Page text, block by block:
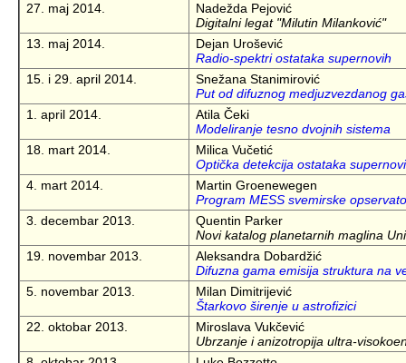
27. maj 2014.
Nadežda Pejović
Digitalni legat "Milutin Milanković"
13. maj 2014.
Dejan Urošević
Radio-spektri ostataka supernovih
15. i 29. april 2014.
Snežana Stanimirović
Put od difuznog medjuzvezdanog
1. april 2014.
Atila Čeki
Modeliranje tesno dvojnih sistema
18. mart 2014.
Milica Vučetić
Optička detekcija ostataka
4. mart 2014.
Martin Groenewegen
Program MESS svemirske
3. decembar 2013.
Quentin Parker
Novi katalog planetarnih maglina
19. novembar 2013.
Aleksandra Dobardžić
Difuzna gama emisija struktura na
5. novembar 2013.
Milan Dimitrijević
Štarkovo širenje u astrofizici
22. oktobar 2013.
Miroslava Vukčević
Ubrzanje i anizotropija ultra-